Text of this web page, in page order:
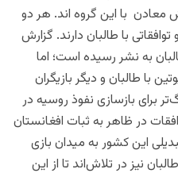
معادن با این گروه اند. هر دو
با طالبان دارند. گزارش
به نشر رسیده است؛ اما
با طالبان و دیگر بازیگران
برای بازسازی نفوذ روسیه در
در ظاهر به ثبات افغانستان
این کشور به میدان بازی
نیز در تلاش‌اند تا از این